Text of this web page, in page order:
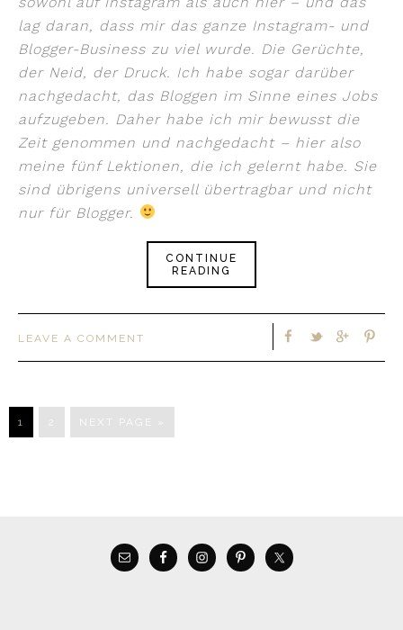
lag daran, dass mir das ganze Instagram- und
Blogger-Business zu viel wurde. Die Gerüchte,
der Neid, der Druck. Ich habe sogar darüber
nachgedacht, das Bloggen im Sinne eines Jobs
aufzugeben. Daher habe ich mir bewusst die
Zeit genommen und nachgedacht – hier also
meine fünf Lektionen, die ich gelernt habe. Sie
sind übrigens universell übertragbar und nicht
nur für Blogger.
CONTINUE
READING
LEAVE A COMMENT
1 NEXT PAGE »